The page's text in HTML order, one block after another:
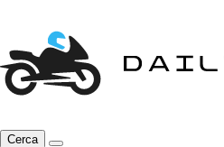
Cerca